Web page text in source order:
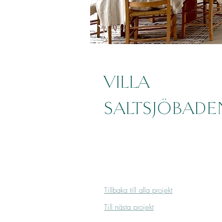
VILLA
Tillbaka till alla projekt
Till nästa projekt